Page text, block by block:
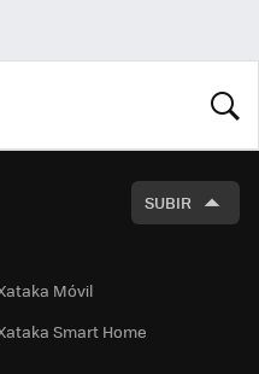
SUBIR
Móvil
Smart Home